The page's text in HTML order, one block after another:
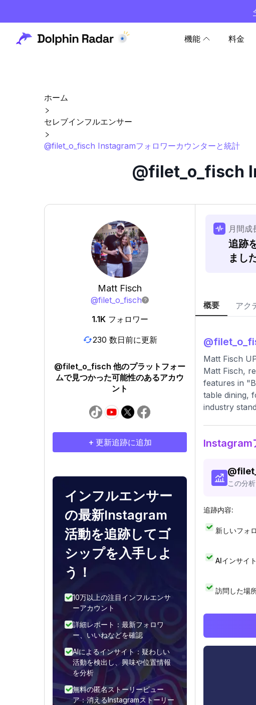
機能 料金
ホーム
セレブインフルエンサー
@filet_o_fisch Instagramフォロワーカウンターと統計
@filet_o_fisch
Matt Fisch
@filet_o_fisch
1.1K フォロワー
230 数日前に更新
@filet_o_fisch 他のプラットフォー
ムで見つかった可能性のあるアカウ
ント
+ 更新追跡に追加
インフルエンサー
の最新Instagram
活動を追跡してゴ
シップを入手しよ
う！
10万以上の注目インフルエンサ
ーアカウント
詳細レポート：最新フォロワ
ー、いいねなどを確認
AIによるインサイト：疑わしい
活動を検出し、興味や位置情報
を分析
無料の匿名ストーリービュー
ア：消えるInstagramストーリー
月間成
追跡
まし
概要 アク
@
Matt Fisch
Matt Fisch,
features in
table dining,
industry
Instagram
@
この分
追跡内容:
新しいフォ
AIインサイト
訪問した場